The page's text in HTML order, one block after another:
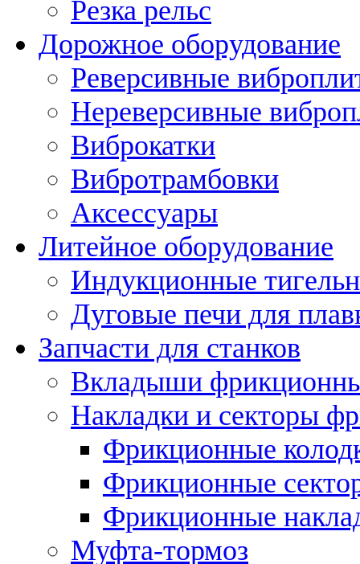
Резка рельс
Дорожное оборудование
Реверсивные
Нереверсивные
Виброкатки
Вибротрамбовки
Аксессуары
Литейное оборудование
Индукционные
Дуговые печи для
Запчасти для станков
Вкладыши
Накладки и секторы
Фрикционные
Фрикционные
Фрикционные
Муфта-тормоз